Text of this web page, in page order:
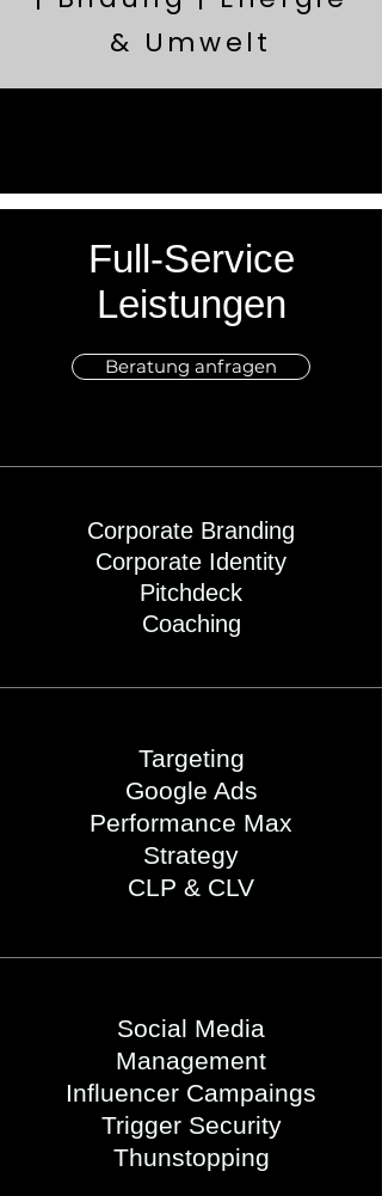
& Umwelt
Full-Service
Leistungen
Beratung anfragen
Corporate Branding
Corporate Identity
Pitchdeck
Coaching
Targeting
Google Ads
Performance Max
Strategy
CLP & CLV
Social Media
Management
Influencer Campaings
Trigger Security
Thunstopping